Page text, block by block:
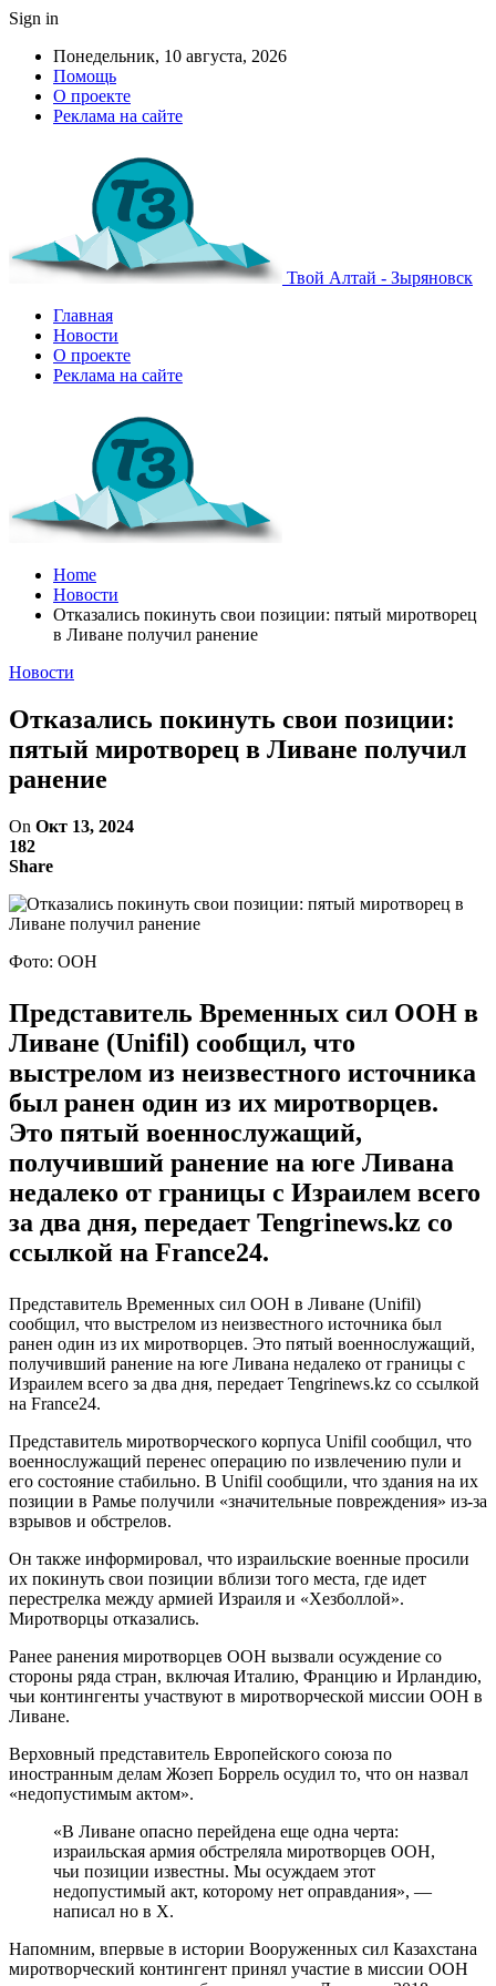
Sign in
Понедельник, 10 августа, 2026
Помощь
О проекте
Реклама на сайте
Твой Алтай - Зыряновск
Главная
Новости
О проекте
Реклама на сайте
Home
Новости
Отказались покинуть свои позиции: пятый миротворец
в Ливане получил ранение
Новости
Отказались покинуть свои позиции:
пятый миротворец в Ливане получил
ранение
On Окт 13, 2024
182
Share
Фото: ООН
Представитель Временных сил ООН в
Ливане (Unifil) сообщил, что
выстрелом из неизвестного источника
был ранен один из их миротворцев.
Это пятый военнослужащий,
получивший ранение на юге Ливана
недалеко от границы с Израилем всего
за два дня, передает Tengrinews.kz со
ссылкой на France24.
Представитель Временных сил ООН в Ливане (Unifil)
сообщил, что выстрелом из неизвестного источника был
ранен один из их миротворцев. Это пятый военнослужащий,
получивший ранение на юге Ливана недалеко от границы с
Израилем всего за два дня, передает Tengrinews.kz со ссылкой
на France24.
Представитель миротворческого корпуса Unifil сообщил, что
военнослужащий перенес операцию по извлечению пули и
его состояние стабильно. В Unifil сообщили, что здания на их
позиции в Рамье получили «значительные повреждения» из-за
взрывов и обстрелов.
Он также информировал, что израильские военные просили
их покинуть свои позиции вблизи того места, где идет
перестрелка между армией Израиля и «Хезболлой».
Миротворцы отказались.
Ранее ранения миротворцев ООН вызвали осуждение со
стороны ряда стран, включая Италию, Францию ​​и Ирландию,
чьи контингенты участвуют в миротворческой миссии ООН в
Ливане.
Верховный представитель Европейского союза по
иностранным делам Жозеп Боррель осудил то, что он назвал
«недопустимым актом».
«В Ливане опасно перейдена еще одна черта:
израильская армия обстреляла миротворцев ООН,
чьи позиции известны. Мы осуждаем этот
недопустимый акт, которому нет оправдания», —
написал но в Х.
Напомним, впервые в истории Вооруженных сил Казахстана
миротворческий контингент принял участие в миссии ООН